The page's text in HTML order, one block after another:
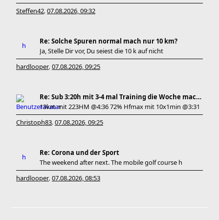
Steffen42, 07.08.2026, 09:32
Re: Solche Spuren normal mach nur 10 km?
Ja, Stelle Dir vor, Du seiest die 10 k auf nicht
hardlooper, 07.08.2026, 09:25
Re: Sub 3:20h mit 3-4 mal Training die Woche machb
13km mit 223HM @4:36 72% Hfmax mit 10x1min @3:31
Christoph83, 07.08.2026, 09:25
Re: Corona und der Sport
The weekend after next. The mobile golf course h
hardlooper, 07.08.2026, 08:53